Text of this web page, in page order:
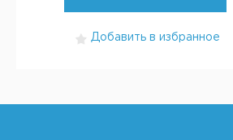
Добавить в избранное